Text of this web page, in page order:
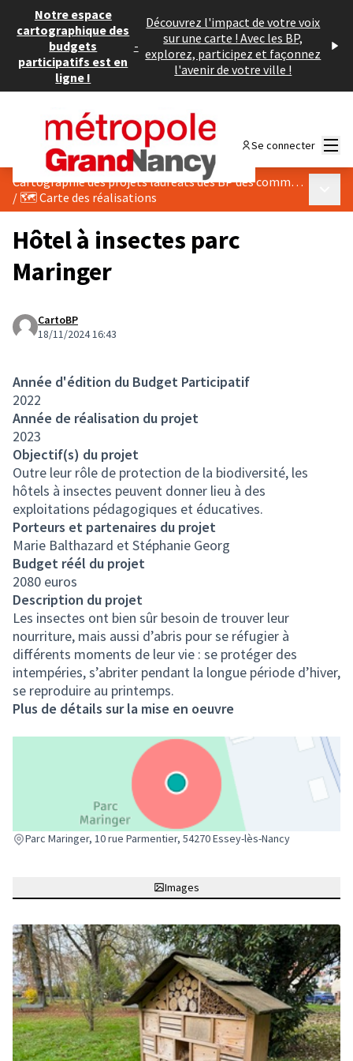
Notre espace
cartographique des
budgets
participatifs est en
ligne !
-
Découvrez l'impact de votre voix
sur une carte ! Avec les BP,
explorez, participez et façonnez
l'avenir de votre ville !
Se connecter
Cartographie des projets lauréats des BP des communes du Grand Nancy
/ 🗺️ Carte des réalisations
Hôtel à insectes parc
Maringer
CartoBP
18/11/2024 16:43
Année d'édition du Budget Participatif
2022
Année de réalisation du projet
2023
Objectif(s) du projet
Outre leur rôle de protection de la biodiversité, les
hôtels à insectes peuvent donner lieu à des
exploitations pédagogiques et éducatives.
Porteurs et partenaires du projet
Marie Balthazard et Stéphanie Georg
Budget réél du projet
2080 euros
Description du projet
Les insectes ont bien sûr besoin de trouver leur
nourriture, mais aussi d’abris pour se réfugier à
différents moments de leur vie : se protéger des
intempéries, s’abriter pendant la longue période d’hiver,
se reproduire au printemps.
Plus de détails sur la mise en oeuvre
Parc Maringer, 10 rue Parmentier, 54270 Essey-lès-Nancy
(Lien externe)
Images